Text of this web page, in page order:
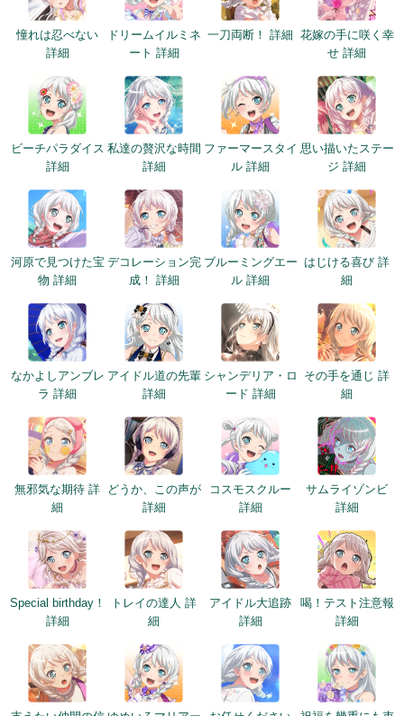
憧れは忍べない
詳細
ドリームイルミネ
ート 詳細
一刀両断！ 詳細 花嫁の手に咲く幸
せ 詳細
ビーチパラダイス
詳細
私達の贅沢な時間
詳細
ファーマースタイ
ル 詳細
思い描いたステー
ジ 詳細
河原で見つけた宝
物 詳細
デコレーション完
成！ 詳細
ブルーミングエー
ル 詳細
はじける喜び 詳
細
なかよしアンブレ
ラ 詳細
アイドル道の先輩
詳細
シャンデリア・ロ
ード 詳細
その手を通じ 詳
細
無邪気な期待 詳
細
どうか、この声が
詳細
コスモスクルー
詳細
サムライゾンビ
詳細
Special birthday！
詳細
トレイの達人 詳
細
アイドル大追跡
詳細
喝！テスト注意報
詳細